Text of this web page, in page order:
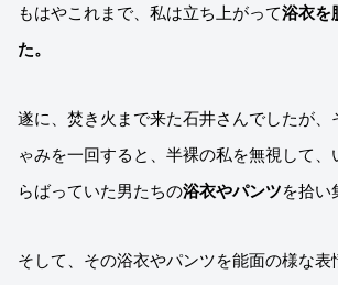
もはやこれまで、私は立ち上がって浴衣を
た。
遂に、焚き火まで来た石井さんでしたが、
ゃみを一回すると、半裸の私を無視して、
らばっていた男たちの浴衣やパンツを拾い
そして、その浴衣やパンツを能面の様な表